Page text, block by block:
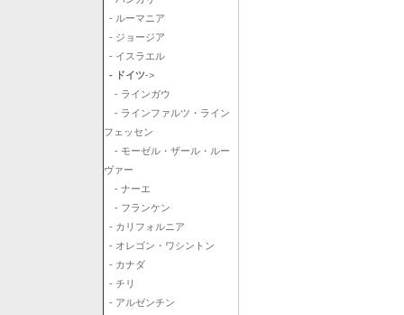
- ルーマニア
- ジョージア
- イスラエル
- ドイツ->
- ラインガウ
- ラインファルツ・ライン
フェッセン
- モーゼル・ザール・ルー
ヴァー
- ナーエ
- フランケン
- カリフォルニア
- オレゴン・ワシントン
- カナダ
- チリ
- アルゼンチン